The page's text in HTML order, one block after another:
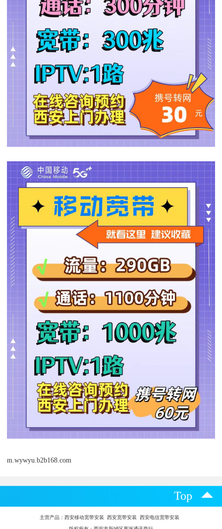
m.wywyu.b2b168.com
Top
主营产品： 西安移动宽带安装 西安宽带安装 西安电信宽带安装